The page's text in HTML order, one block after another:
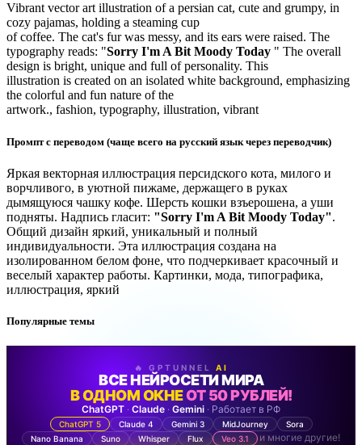
Vibrant vector art illustration of a persian cat, cute and grumpy, in
cozy pajamas, holding a steaming cup
of coffee. The cat's fur was messy, and its ears were raised. The
typography reads: "Sorry I'm A Bit Moody Today " The overall
design is bright, unique and full of personality. This
illustration is created on an isolated white background, emphasizing
the colorful and fun nature of the
artwork., fashion, typography, illustration, vibrant
Промпт с переводом (чаще всего на русский язык через переводчик)
Яркая векторная иллюстрация персидского кота, милого и
ворчливого, в уютной пижаме, держащего в руках
дымящуюся чашку кофе. Шерсть кошки взъерошена, а уши
подняты. Надпись гласит: "Sorry I'm A Bit Moody Today".
Общий дизайн яркий, уникальный и полный
индивидуальности. Эта иллюстрация создана на
изолированном белом фоне, что подчеркивает красочный и
веселый характер работы. Картинки, мода, типографика,
иллюстрация, яркий
Популярные темы
🔥 GPTUNNEL AI
ВСЕ НЕЙРОСЕТИ МИРА
В ОДНОМ ОКНЕОТ 50 РУБЛЕЙ!
ChatGPT · Claude · Gemini · Работает в РФ
ChatGPT 5 Claude 4 Gemini 3 MidJourney
Sora
Nano Banana
Suno Whisper Flux Veo 3.1 и многие другие!